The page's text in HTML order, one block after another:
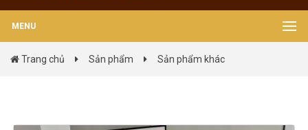
MENU
Trang chủ Sản phẩm Sản phẩm khác